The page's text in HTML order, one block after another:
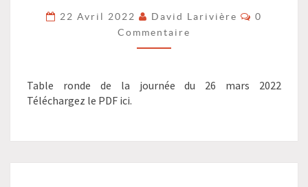
AU
MIEUX
LES
ET
LES
LE
22 Avril 2022 David Larivière
0
Commentaire
Table ronde de la journée du 26 mars 2022
Téléchargez le PDF ici.